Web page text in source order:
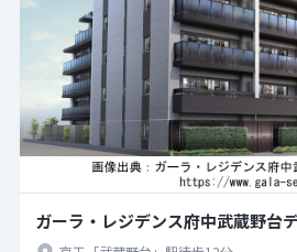
ガーラ・レジデンス府中武蔵野台